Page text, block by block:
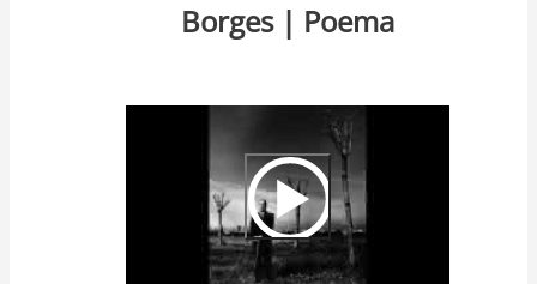
Borges | Poema
Video
Url